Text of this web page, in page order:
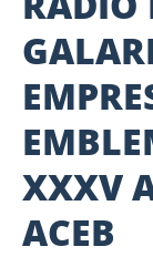
XXXV
ACEB